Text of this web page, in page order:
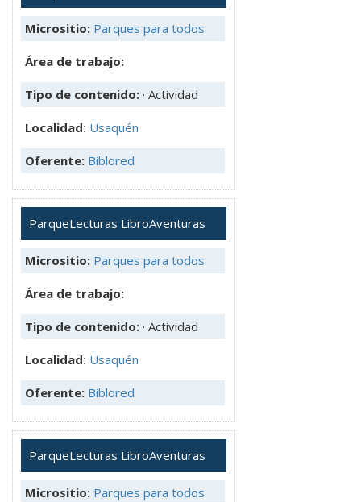
Micrositio: Parques para todos
Área de trabajo:
Tipo de contenido: · Actividad
Localidad: Usaquén
Oferente: Biblored
ParqueLecturas LibroAventuras
Micrositio: Parques para todos
Área de trabajo:
Tipo de contenido: · Actividad
Localidad: Usaquén
Oferente: Biblored
ParqueLecturas LibroAventuras
Micrositio: Parques para todos